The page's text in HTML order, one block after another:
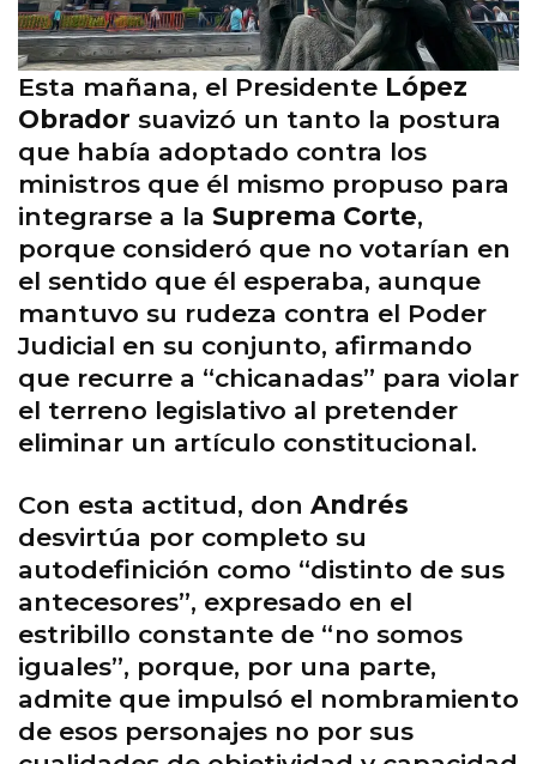
Esta mañana, el Presidente López
Obrador suavizó un tanto la postura
que había adoptado contra los
ministros que él mismo propuso para
integrarse a la Suprema Corte,
porque consideró que no votarían en
el sentido que él esperaba, aunque
mantuvo su rudeza contra el Poder
Judicial en su conjunto, afirmando
que recurre a “chicanadas” para violar
el terreno legislativo al pretender
eliminar un artículo constitucional.
Con esta actitud, don Andrés
desvirtúa por completo su
autodefinición como “distinto de sus
antecesores”, expresado en el
estribillo constante de “no somos
iguales”, porque, por una parte,
admite que impulsó el nombramiento
de esos personajes no por sus